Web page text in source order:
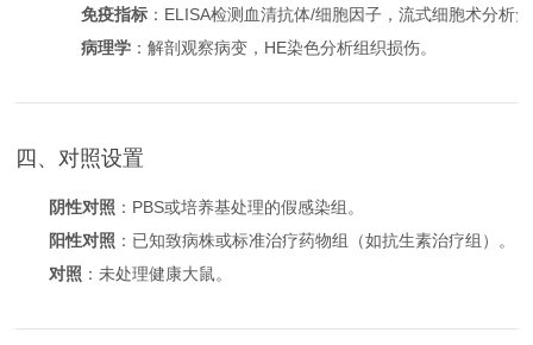
免疫指标 ：ELISA检测血清抗体/细胞因子，流式细胞术分析
病理学 ：解剖观察病变，HE染色分析组织损伤。
四、对照设置
阴性对照 ：PBS或培养基处理的假感染组。
阳性对照 ：已知致病株或标准治疗药物组（如抗生素治疗组）。
对照 ：未处理健康大鼠。